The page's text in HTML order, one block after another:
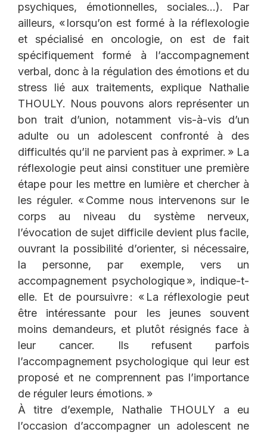
psychiques, émotionnelles, sociales...). Par
ailleurs, « lorsqu’on est formé à la réflexologie
et spécialisé en oncologie, on est de fait
spécifiquement formé à l’accompagnement
verbal, donc à la régulation des émotions et du
stress lié aux traitements, explique Nathalie
THOULY. Nous pouvons alors représenter un
bon trait d’union, notamment vis-à-vis d’un
adulte ou un adolescent confronté à des
difficultés qu’il ne parvient pas à exprimer. » La
réflexologie peut ainsi constituer une première
étape pour les mettre en lumière et chercher à
les réguler. « Comme nous intervenons sur le
corps au niveau du système nerveux,
l’évocation de sujet difficile devient plus facile,
ouvrant la possibilité d’orienter, si nécessaire,
la personne, par exemple, vers un
accompagnement psychologique », indique-t-
elle. Et de poursuivre : « La réflexologie peut
être intéressante pour les jeunes souvent
moins demandeurs, et plutôt résignés face à
leur cancer. Ils refusent parfois
l’accompagnement psychologique qui leur est
proposé et ne comprennent pas l’importance
de réguler leurs émotions. »
À titre d’exemple, Nathalie THOULY a eu
l’occasion d’accompagner un adolescent ne